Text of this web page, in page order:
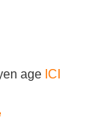
age ICI